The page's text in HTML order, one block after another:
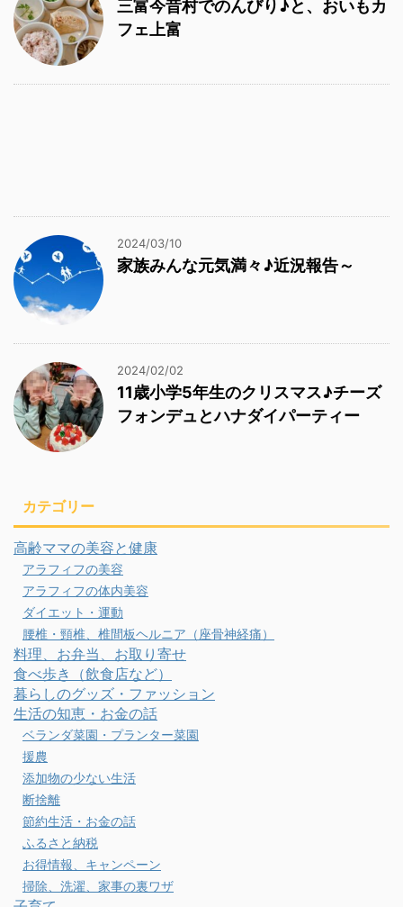
三富今昔村でのんびり♪と、おいもカ
フェ上富
2024/03/10
家族みんな元気満々♪近況報告～
2024/02/02
11歳小学5年生のクリスマス♪チーズ
フォンデュとハナダイパーティー
カテゴリー
高齢ママの美容と健康
アラフィフの美容
アラフィフの体内美容
ダイエット・運動
腰椎・頸椎、椎間板ヘルニア（座骨神経痛）
料理、お弁当、お取り寄せ
食べ歩き（飲食店など）
暮らしのグッズ・ファッション
生活の知恵・お金の話
ベランダ菜園・プランター菜園
援農
添加物の少ない生活
断捨離
節約生活・お金の話
ふるさと納税
お得情報、キャンペーン
掃除、洗濯、家事の裏ワザ